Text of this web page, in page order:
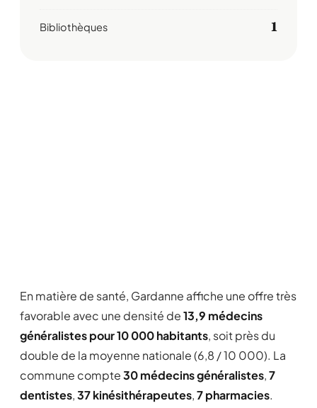
Bibliothèques 1
En matière de santé, Gardanne affiche une offre très
favorable avec une densité de13,9 médecins
généralistes pour 10 000 habitants, soit près du
double de la moyenne nationale (6,8 / 10 000). La
commune compte30 médecins généralistes,7
dentistes,37 kinésithérapeutes,7 pharmacies.